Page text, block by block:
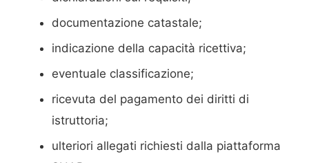
documentazione catastale;
indicazione della capacità ricettiva;
eventuale classificazione;
ricevuta del pagamento dei diritti di
istruttoria;
ulteriori allegati richiesti dalla piattaforma